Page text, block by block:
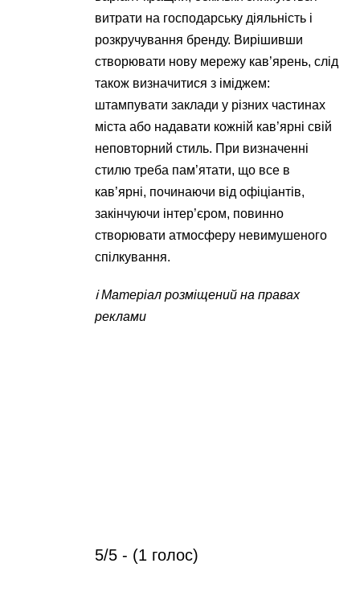
витрати на господарську діяльність і
розкручування бренду. Вирішивши
створювати нову мережу кав’ярень, слід
також визначитися з іміджем:
штампувати заклади у різних частинах
міста або надавати кожній кав’ярні свій
неповторний стиль. При визначенні
стилю треба пам’ятати, що все в
кав’ярні, починаючи від офіціантів,
закінчуючи інтер’єром, повинно
створювати атмосферу невимушеного
спілкування.
ℹ️ Матеріал розміщений на правах
реклами
5/5 - (1 голос)